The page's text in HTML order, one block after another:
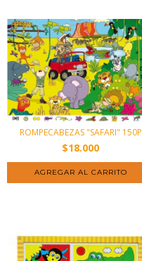
ROMPECABEZAS "SAFARI" 150P
$18.000